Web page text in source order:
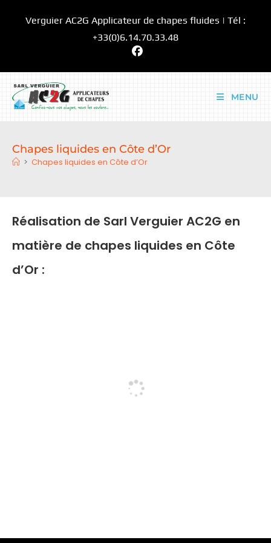
Verguier AC2G Applicateur de chapes fluides | Tél :
+33(0)6.14.70.33.48
MENU
Chapes liquides en Côte d’Or
> Chapes liquides en Côte d’Or
Réalisation de Sarl Verguier AC2G en
matière de chapes liquides en Côte
d’Or :